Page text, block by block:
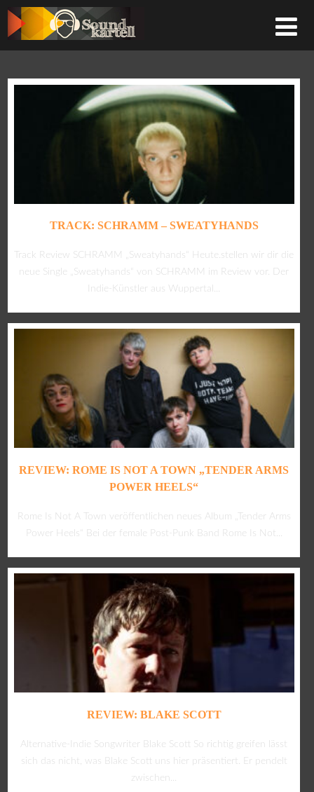
TRACK: SCHRAMM – SWEATYHANDS
Track Review SCHRAMM „Sweatyhands“ Heute.stellen wir dir die
neue Single „Sweatyhands“ von SCHRAMM im Review vor. Der
Indie-Künstler aus Wuppertal...
REVIEW: ROME IS NOT A TOWN „TENDER ARMS
POWER HEELS“
Rome Is Not A Town veröffentlichen neues Album „Tender Arms
Power Heels“ Bei der female Post-Punk Band Rome Is Not...
REVIEW: BLAKE SCOTT
Alternative-Indie Songwriter Blake Scott So richtig greifen lässt
sich das nicht, was Blake Scott uns hier präsentiert. Er pendelt
zwischen...